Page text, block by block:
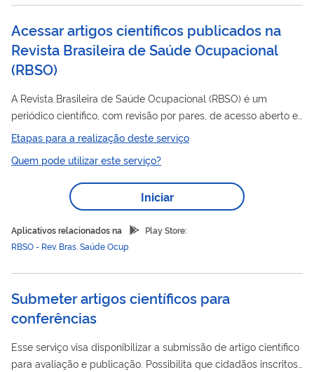
estrangeira...
Acessar artigos científicos publicados na
Revista Brasileira de Saúde Ocupacional
(RBSO)
A Revista Brasileira de Saúde Ocupacional (RBSO) é um
periódico científico, com revisão por pares, de acesso aberto e
gratuito, editado e publicado pela Fundacentro desde 1973.
Saúde do Trabalhador (SST) cujo conteúdo venha a contribuir
para o entendimento e a melhoria das condições de trabalho,
para a prevenção de acidentes e doenças do trabalho e para
relacionadas ao tema. ...
Etapas para a realização deste serviço
Quem pode utilizar este serviço?
Iniciar
Aplicativos relacionados na
Play Store:
RBSO - Rev. Bras. Saúde Ocup
Submeter artigos científicos para
conferências
Esse serviço visa disponibilizar a submissão de artigo científico
para avaliação e publicação. Possibilita que cidadãos inscritos